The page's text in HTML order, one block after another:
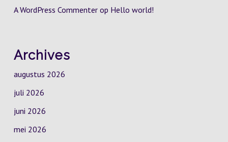
A WordPress Commenterop Hello world!
Archives
augustus 2026
juli 2026
juni 2026
mei 2026